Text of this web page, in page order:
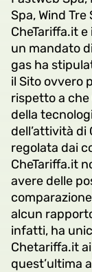
Spa, Wind
CheTariffa.it
un mandato
gas ha
il Sito ovvero
rispetto a che
della
dell’attività di
regolata dai
CheTariffa.it
avere delle
alcun
infatti, ha
Chetariffa.it
quest’ultima